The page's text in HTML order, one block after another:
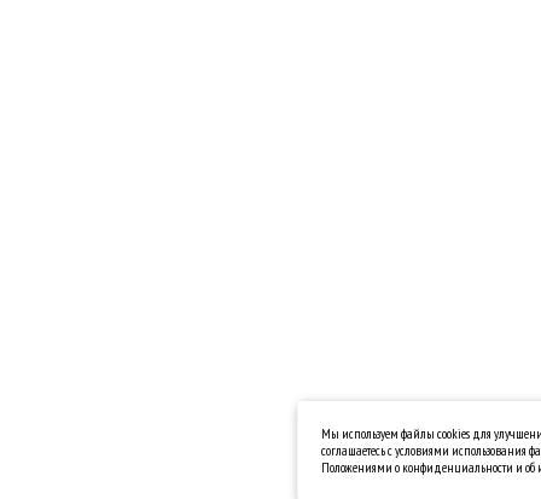
Мы используем файлы cookies для
соглашаетесь с условиями использования
Положениями о конфиденциальности и об